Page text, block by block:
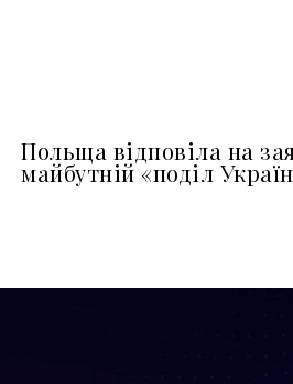
Польща відповіла на
майбутній «поділ